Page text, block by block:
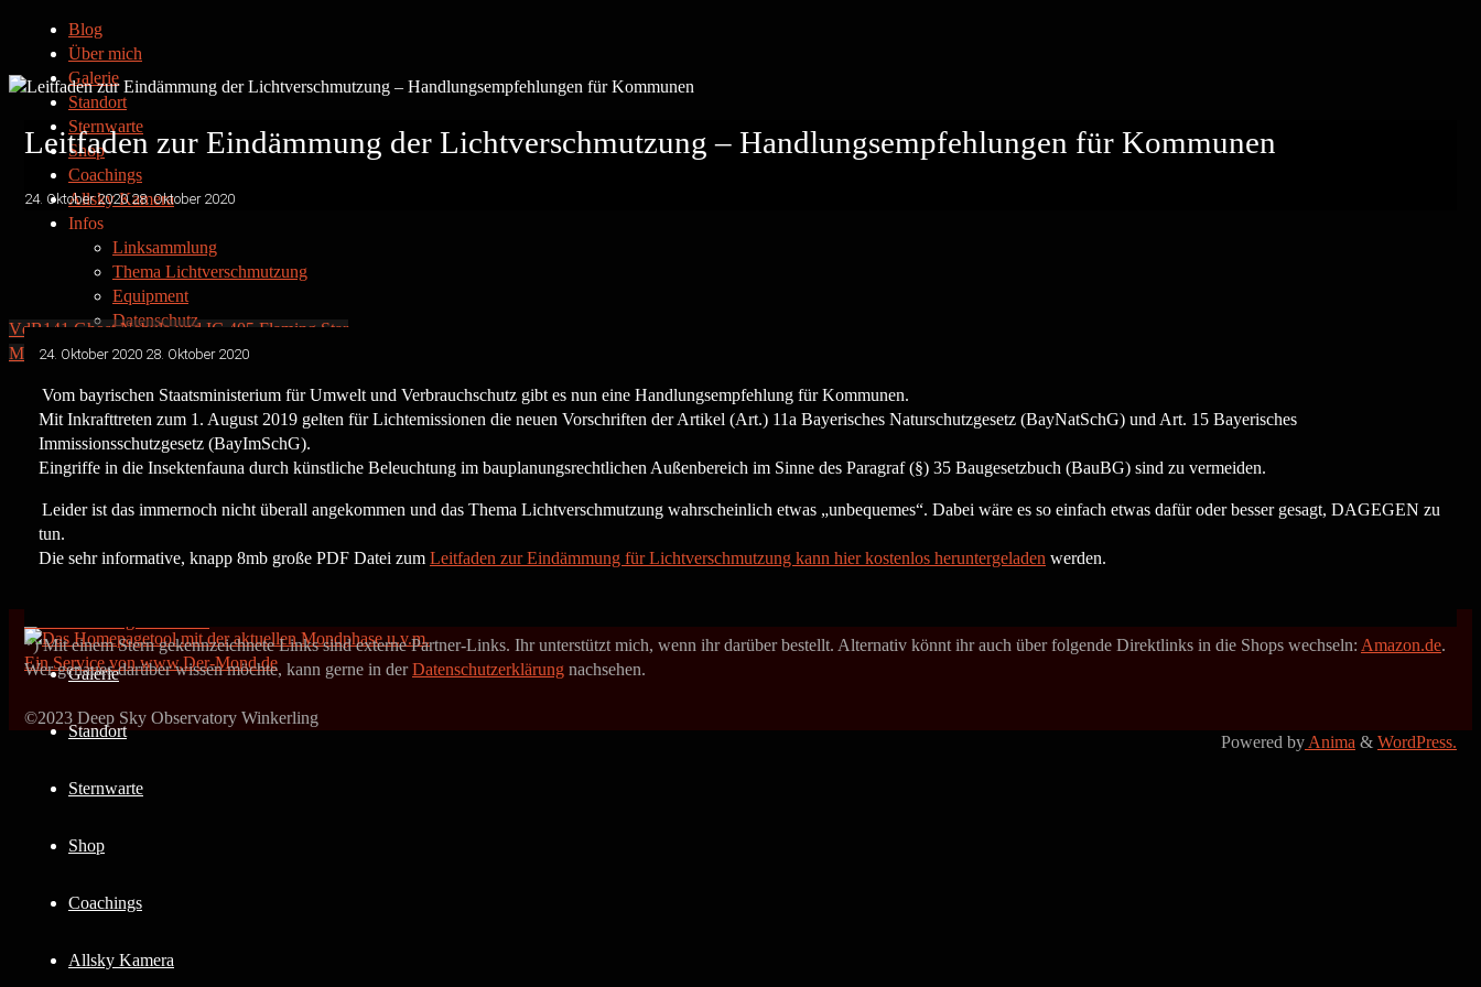
Blog
Über mich
Galerie
Standort
Sternwarte
Shop
Coachings
Allsky Kamera
Infos
Linksammlung
Thema Lichtverschmutzung
Equipment
Datenschutz
Privatsternwarte Winkerling
by www.heinerweiss.de
Skip
Blog
Galerie
Standort
Sternwarte
Shop
Coachings
Allsky Kamera
Leitfaden zur Eindämmung der Lichtverschmutzung – Handlungsempfehlungen für Kommunen
24. Oktober 202028. Oktober 2020
VdB141 Ghost Nebula und IC 405 Flaming Star
Mondpanorama und Mars vom 24.10.2020
24. Oktober 2020 28. Oktober 2020
Vom bayrischen Staatsministerium für Umwelt und Verbrauchschutz gibt es nun eine Handlungsempfehlung für Kommunen.
Mit Inkrafttreten zum 1. August 2019 gelten für Lichtemissionen die neuen Vorschriften der Artikel (Art.) 11a Bayerisches Naturschutzgesetz (BayNatSchG) und Art. 15 Bayerisches
Immissionsschutzgesetz (BayImSchG).
Eingriffe in die Insektenfauna durch künstliche Beleuchtung im bauplanungsrechtlichen Außenbereich im Sinne des Paragraf (§) 35 Baugesetzbuch (BauBG) sind zu vermeiden.
Leider ist das immernoch nicht überall angekommen und das Thema Lichtverschmutzung wahrscheinlich etwas „unbequemes“. Dabei wäre es so einfach etwas dafür oder besser gesagt, DAGEGEN zu
tun.
Die sehr informative, knapp 8mb große PDF Datei zum Leitfaden zur Eindämmung für Lichtverschmutzung kann hier kostenlos heruntergeladen werden.
Ein Service von www.Der-Mond.de
to
Top
*) Mit einem Stern gekennzeichnete Links sind externe Partner-Links. Ihr unterstützt mich, wenn ihr darüber bestellt. Alternativ könnt ihr auch über folgende Direktlinks in die Shops wechseln: Amazon.de.
Wer genaues darüber wissen möchte, kann gerne in derDatenschutzerklärung nachsehen.
©2023 Deep Sky Observatory Winkerling
Powered by Anima & WordPress.